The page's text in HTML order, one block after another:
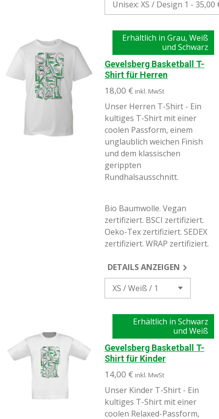
Erhältlich in Grau, Weiß
und Schwarz
Gevelsberg Basketball T-
Shirt für Herren
18,00 € inkl. MwSt
Unser Herren T-Shirt - Ein
kultiges T-Shirt mit einer
coolen Passform, einem
unglaublich weichen Finish
und dem klassischen
gerippten
Rundhalsausschnitt.
Bio Baumwolle. Vegan
zertifiziert. BSCI zertifiziert.
Oeko-Tex zertifiziert. SEDEX
zertifiziert. WRAP zertifiziert.
DETAILS ANZEIGEN
Erhältlich in Schwarz
und Weiß
Gevelsberg Basketball T-
Shirt für Kinder
14,00 € inkl. MwSt
Unser Kinder T-Shirt - Ein
kultiges T-Shirt mit einer
coolen Relaxed-Passform,